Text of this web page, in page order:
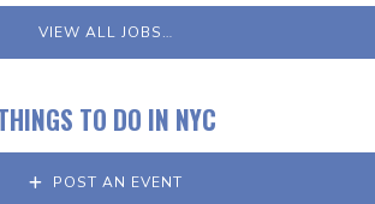
VIEW ALL JOBS…
TO DO IN NYC
POST AN EVENT